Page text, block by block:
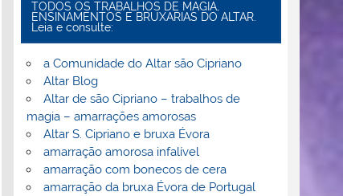
TODOS OS TRABALHOS DE MAGIA,
ENSINAMENTOS E BRUXARIAS DO ALTAR.
Leia e consulte:
a Comunidade do Altar são Cipriano
Altar Blog
Altar de são Cipriano – trabalhos de
magia – amarrações amorosas
Altar S. Cipriano e bruxa Évora
amarração amorosa infalível
amarração com bonecos de cera
amarração da bruxa Évora de Portugal